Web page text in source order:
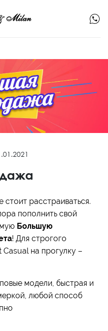
расстраиваться.
пополнить свой
Большую
! Для строгого
на прогулку –
модели, быстрая и
любой способ